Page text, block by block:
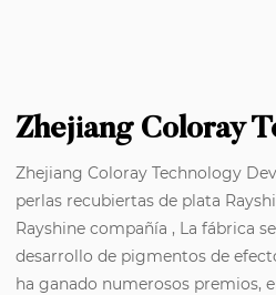
Zhejiang Coloray
Zhejiang Coloray Technology
perlas recubiertas de plata
Rayshine compañía , La fábrica
desarrollo de pigmentos de
ha ganado numerosos premios,